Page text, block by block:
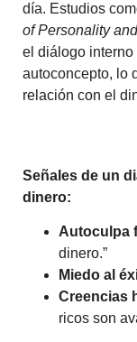
día. Estudios
of Personality
el diálogo
autoconcepto, lo
relación con el
Señales de un
dinero:
Autoculpa
dinero.”
Miedo al
Creencias
ricos son